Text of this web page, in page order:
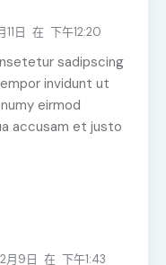
11日 在 下午12:20
sadipscing
invidunt ut
eirmod
accusam et justo
月9日 在 下午1:43